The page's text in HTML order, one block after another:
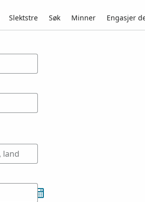
Slektstre Søk Minner Engasjer